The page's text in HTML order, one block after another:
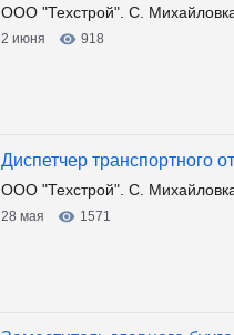
ООО "Техстрой". С.
2 июня 918
Диспетчер транспортного
ООО "Техстрой". С.
28 мая 1571